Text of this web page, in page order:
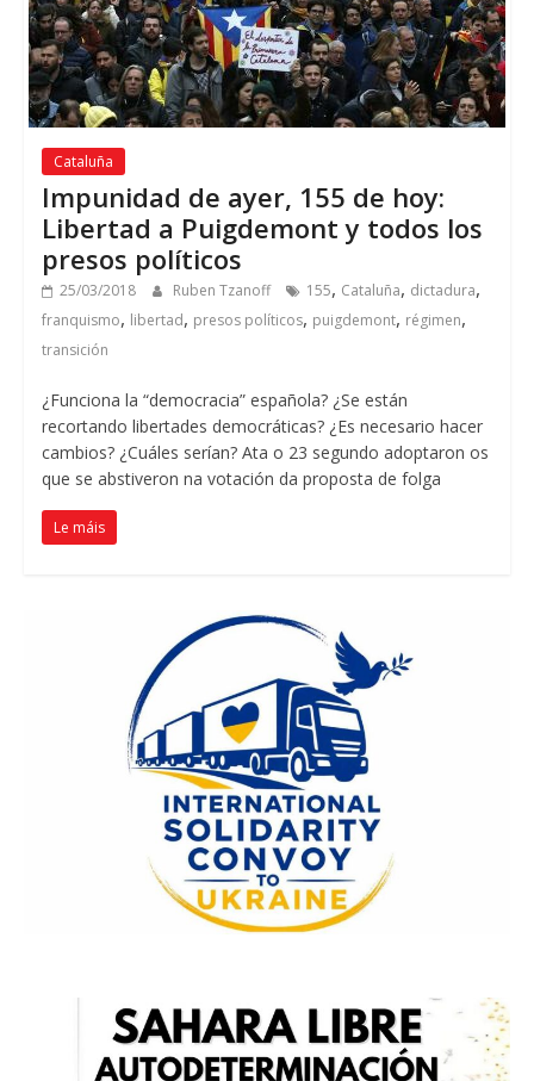
Cataluña
Impunidad de ayer, 155 de hoy:
Libertad a Puigdemont y todos los
presos políticos
25/03/2018 Ruben Tzanoff 155, Cataluña, dictadura,
franquismo, libertad, presos políticos, puigdemont, régimen,
transición
¿Funciona la “democracia” española? ¿Se están
recortando libertades democráticas? ¿Es necesario hacer
cambios? ¿Cuáles serían? Ata o 23 segundo adoptaron os
que se abstiveron na votación da proposta de folga
Le máis